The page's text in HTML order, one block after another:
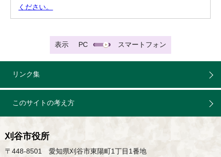
ください。
表示 PC スマートフォン
リンク集
このサイトの考え方
刈谷市役所
〒448-8501 愛知県刈谷市東陽町1丁目1番地